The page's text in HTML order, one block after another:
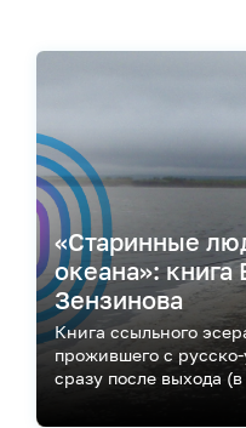
«Старинные
океана»: книга
Зензинова
Книга ссыльного
прожившего с
сразу после выхода (в